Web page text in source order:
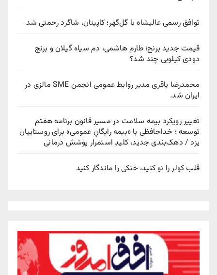
توافق رسمی عالیشاه با گل‌گهر؛ کاپیتان، شاگرد رحمتی شد
قیمت جدید برنج؛ طارم هاشمی، دم سیاه گیلان و برنج
دودی کیلویی چند شد؟
محمدرضا باقری مدیر روابط عمومی انجمن SME مالزی در
ایران شد.
تغییر رویکرد بیمه سلامت در مسیر قانون برنامه هفتم
توسعه ؛ خداحافظی با «بیمه رایگانِ عمومی» برای روستاییان
یزد / دهک‌بندی جدید، کلیدِ استمرار پوشش درمانی
قلب کولر را نو کنید، خنکی را ماندگار کنید